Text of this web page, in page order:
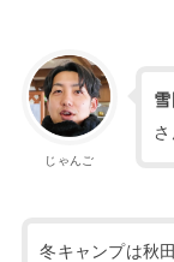
じゃんご
冬キャンプは秋